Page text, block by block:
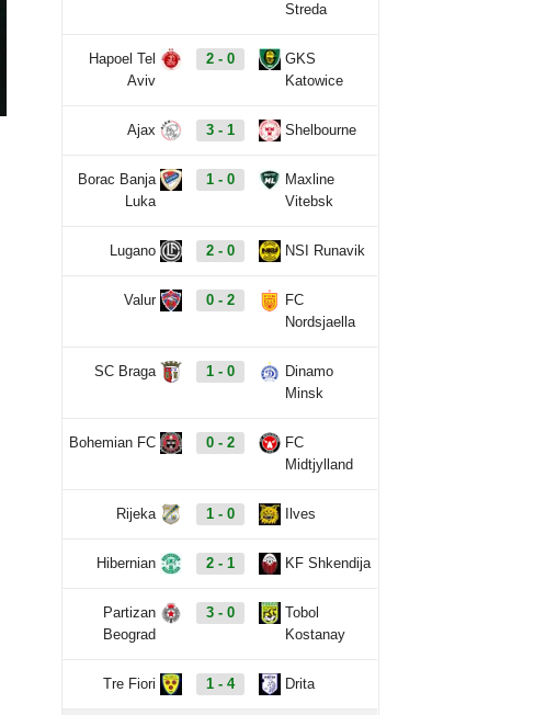
Streda
Hapoel Tel
Aviv
2 - 0
GKS
Katowice
Ajax 3 - 1 Shelbourne
Borac Banja
Luka
1 - 0
Maxline
Vitebsk
Lugano 2 - 0 NSI Runavik
Valur 0 - 2
FC
Nordsjaella
SC Braga 1 - 0
Dinamo
Minsk
Bohemian FC 0 - 2
FC
Midtjylland
Rijeka 1 - 0 Ilves
Hibernian 2 - 1 KF Shkendija
Partizan
Beograd
3 - 0
Tobol
Kostanay
Tre Fiori 1 - 4 Drita